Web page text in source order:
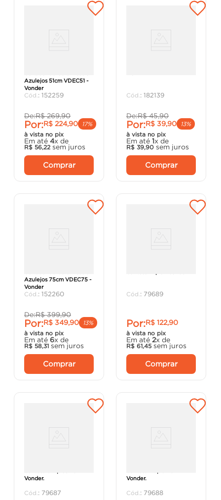
Azulejos 51cm VDEC51 -
Vonder
: 152259
De:R$ 269,90
Por:R$ 224,90
17%
à vista no pix
Em até 4x de
R$ 56,22 sem juros
Comprar
: 182139
De:R$ 45,90
Por:R$ 39,90
13%
à vista no pix
Em até 1x de
R$ 39,90 sem juros
Comprar
Azulejos 75cm VDEC75 -
Vonder
: 152260
De:R$ 399,90
Por:R$ 349,90
13%
à vista no pix
Em até 6x de
R$ 58,31 sem juros
Comprar
: 79689
Por:R$ 122,90
à vista no pix
Em até 2x de
R$ 61,45 sem juros
Comprar
Vonder.
: 79687
Vonder.
: 79688